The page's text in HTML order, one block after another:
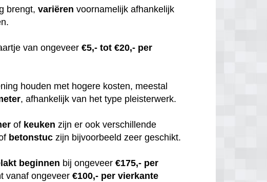
brengt,variëren voornamelijk afhankelijk
van ongeveer€5,- tot €20,- per
houden met hogere kosten, meestal
, afhankelijk van het type pleisterwerk.
of keuken zijn er ook verschillende
betonstuc zijn bijvoorbeeld zeer geschikt.
beginnen bij ongeveer€175,- per
vanaf ongeveer€100,- per vierkante